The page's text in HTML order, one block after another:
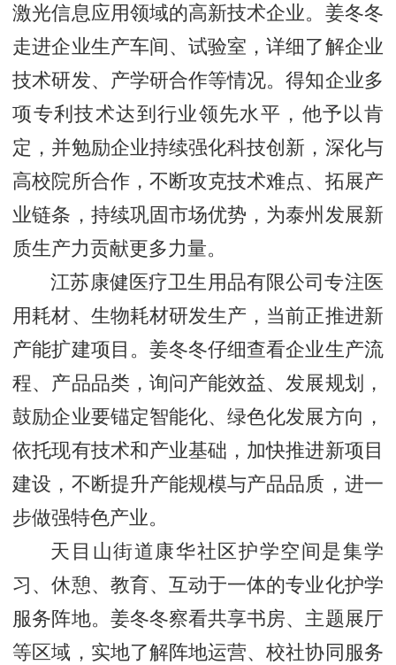
激光信息应用领域的高新技术企业。姜冬冬
走进企业生产车间、试验室，详细了解企业
技术研发、产学研合作等情况。得知企业多
项专利技术达到行业领先水平，他予以肯
定，并勉励企业持续强化科技创新，深化与
高校院所合作，不断攻克技术难点、拓展产
业链条，持续巩固市场优势，为泰州发展新
质生产力贡献更多力量。
江苏康健医疗卫生用品有限公司专注医
用耗材、生物耗材研发生产，当前正推进新
产能扩建项目。姜冬冬仔细查看企业生产流
程、产品品类，询问产能效益、发展规划，
鼓励企业要锚定智能化、绿色化发展方向，
依托现有技术和产业基础，加快推进新项目
建设，不断提升产能规模与产品品质，进一
步做强特色产业。
天目山街道康华社区护学空间是集学
习、休憩、教育、互动于一体的专业化护学
服务阵地。姜冬冬察看共享书房、主题展厅
等区域，实地了解阵地运营、校社协同服务